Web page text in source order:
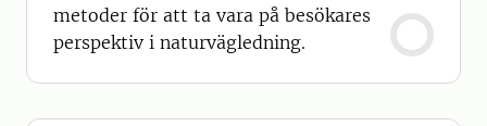
metoder för att ta vara på besökares
perspektiv i naturvägledning.